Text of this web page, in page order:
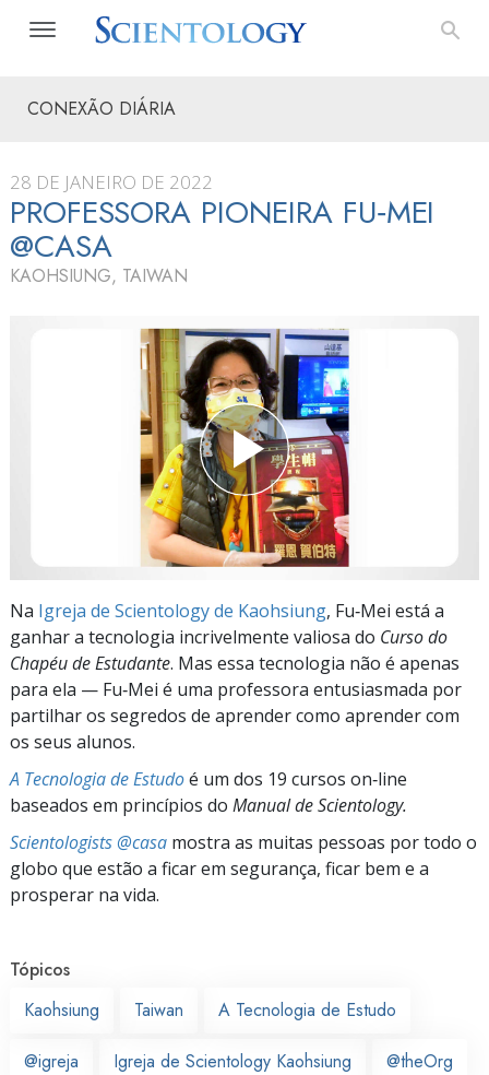
CONEXÃO DIÁRIA
28 DE JANEIRO DE 2022
PROFESSORA PIONEIRA FU‑MEI
@CASA
KAOHSIUNG, TAIWAN
Na Igreja de Scientology de Kaohsiung, Fu‑Mei está a
ganhar a tecnologia incrivelmente valiosa do Curso do
Chapéu de Estudante. Mas essa tecnologia não é apenas
para ela — Fu‑Mei é uma professora entusiasmada por
partilhar os segredos de aprender como aprender com
os seus alunos.
A Tecnologia de Estudoé um dos 19 cursos on‑line
baseados em princípios do Manual de Scientology.
Scientologists @casa mostra as muitas pessoas por todo o
globo que estão a ficar em segurança, ficar bem e a
prosperar na vida.
Tópicos
Kaohsiung
Taiwan A Tecnologia de Estudo
@igreja Igreja de Scientology Kaohsiung @theOrg